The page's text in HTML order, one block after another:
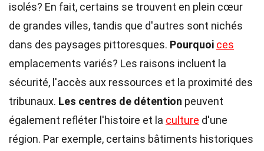
isolés? En fait, certains se trouvent en plein cœur
de grandes villes, tandis que d'autres sont nichés
dans des paysages pittoresques. Pourquoi ces
emplacements variés? Les raisons incluent la
sécurité, l'accès aux ressources et la proximité des
tribunaux. Les centres de détention peuvent
également refléter l'histoire et la culture d'une
région. Par exemple, certains bâtiments historiques